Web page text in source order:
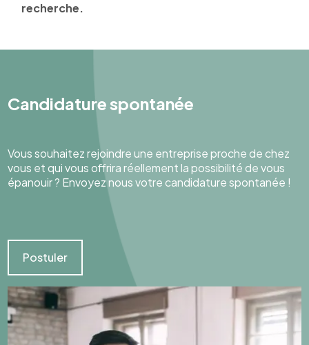
recherche.
Candidature spontanée
Vous souhaitez rejoindre une entreprise proche de chez
vous et qui vous offrira réellement la possibilité de vous
épanouir ? Envoyez nous votre candidature spontanée !
Postuler